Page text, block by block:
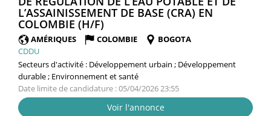
L’ASSAINISSEMENT DE BASE (CRA) EN
COLOMBIE (H/F)
FENÊTRE)
AMÉRIQUES COLOMBIE
BOGOTA
CDDU
Secteurs d'activité : Développement urbain ; Développement
durable ; Environnement et santé
Date limite de candidature : 05/04/2026 23:55
Voir l'annonce